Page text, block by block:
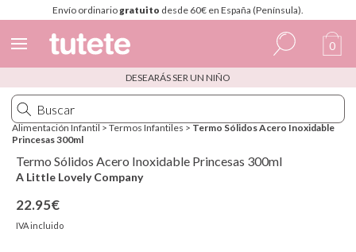
Envío ordinariogratuito desde 60€ en España (Península).
Español
Italiano
Inglés
Portugués
0
DESEARÁS SER UN NIÑO
Alimentación Infantil > Termos Infantiles > Termo Sólidos Acero Inoxidable
Princesas 300ml
Termo Sólidos Acero Inoxidable Princesas 300ml
A Little Lovely Company
22.95€
IVA incluido